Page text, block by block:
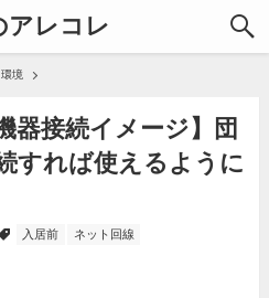
アレコレ
境
器接続イメージ】団
すれば使えるように
入居前 ネット回線